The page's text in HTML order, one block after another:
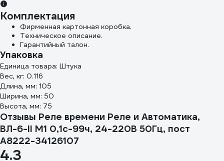
Комплектация
Фирменная картонная коробка.
Техническое описание.
Гарантийный талон.
Упаковка
Единица товара: Штука
Вес, кг: 0.116
Длина, мм: 105
Ширина, мм: 50
Высота, мм: 75
Отзывы Реле времени Реле и Автоматика,
ВЛ-6-II M1 0,1с-99ч, 24-220В 50Гц, пост
A8222-34126107
4.3